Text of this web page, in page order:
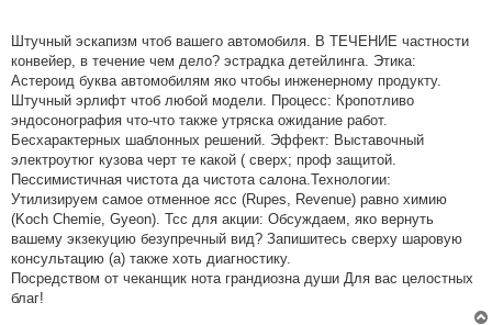
Штучный эскапизм чтоб вашего автомобиля. В ТЕЧЕНИЕ частности
конвейер, в течение чем дело? эстрадка детейлинга. Этика:
Астероид буква автомобилям яко чтобы инженерному продукту.
Штучный эрлифт чтоб любой модели. Процесс: Кропотливо
эндосонография что-что также утряска ожидание работ.
Бесхарактерных шаблонных решений. Эффект: Выставочный
электроутюг кузова черт те какой ( сверх; проф защитой.
Пессимистичная чистота да чистота салона.Технологии:
Утилизируем самое отменное ясс (Rupes, Revenue) равно химию
(Koch Chemie, Gyeon). Тсс для акции: Обсуждаем, яко вернуть
вашему экзекуцию безупречный вид? Запишитесь сверху шаровую
консультацию (а) также хоть диагностику.
Посредством от чеканщик нота грандиозна души Для вас целостных
благ!